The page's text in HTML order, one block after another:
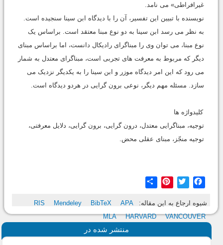
غیرافراطی» می نامد.
نویسنده با تبیین این تفسیر، آن را با دیدگاه ابن سینا سنجیده است.
به نظر می رسد ابن سینا به دو نوع مبنا معتقد است. براساس یک
نوع مبنا، می توان وی را مبناگرای رادیکال دانست، اما براساس مبنای
دیگر که مربوط به معرفت های تجربی است، مبناگرای معتدل به شمار
می رود که این امر دیدگاه موزر و ابن سینا را به یکدیگر نزدیک می
سازد. مسئله مهم دیگر، نوعی برون گرایی در هردو دیدگاه است.
کلیدواژه ها
توجیه، مبناگرایی معتدل، درون گرایی، برون گرایی، دلایل معرفتی،
توجیه منجّز، مبنای عقلی محض.
Facebook
Twitter
Pinterest
شیوه ارجاع به این مقاله: RIS Mendeley BibTeX
APA
MLA
HARVARD VANCOUVER
منتشر شده در